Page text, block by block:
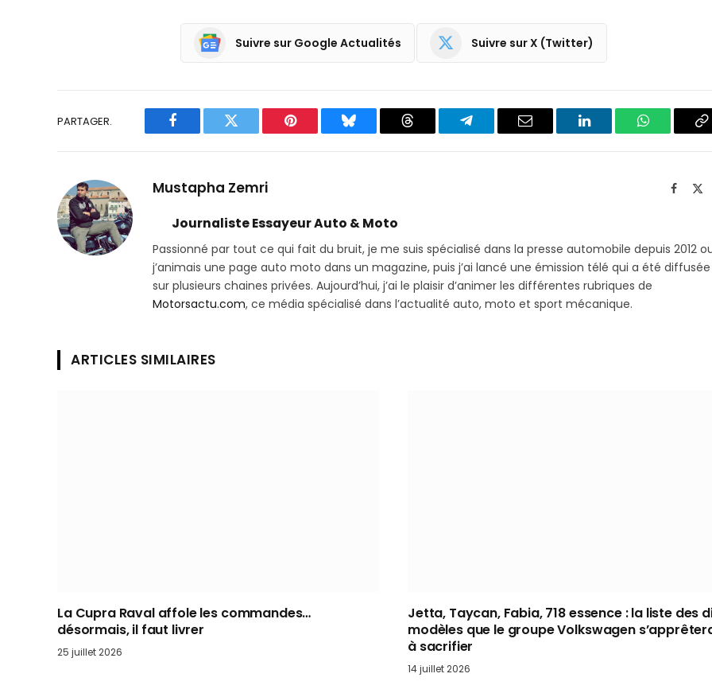
Suivre sur Google Actualités Suivre sur X (Twitter)
PARTAGER.
Facebook Twitter Pinterest Bluesky Threads
Partager
Email LinkedIn WhatsApp
Mustapha Zemri
Journaliste Essayeur Auto & Moto
Passionné par tout ce qui fait du bruit, je me suis spécialisé dans la presse automobile depuis 2012
j’animais une page auto moto dans un magazine, puis j’ai lancé une émission télé qui a été diffusée
sur plusieurs chaines privées. Aujourd’hui, j’ai le plaisir d’animer les différentes rubriques de
Motorsactu.com, ce média spécialisé dans l’actualité auto, moto et sport mécanique.
ARTICLES SIMILAIRES
La Cupra Raval affole les commandes…
désormais, il faut livrer
25 juillet 2026
Jetta, Taycan, Fabia, 718 essence : la liste des
modèles que le groupe Volkswagen
à sacrifier
14 juillet 2026